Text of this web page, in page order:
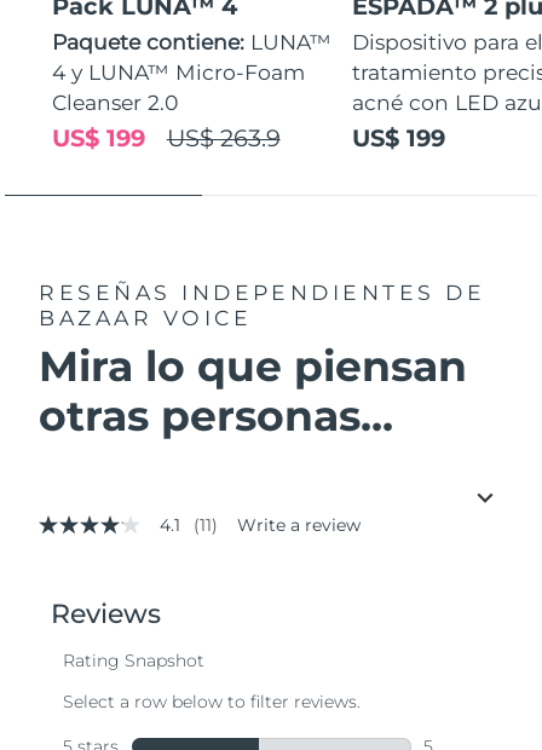
Pack LUNA™ 4
Paquete contiene: LUNA™
4 y LUNA™ Micro-Foam
Cleanser 2.0
US$ 263.9
US$ 199
ESPADA™ 2
Dispositivo para
tratamiento
acné con LED
US$ 199
RESEÑAS INDEPENDIENTES
DE
BAZAAR VOICE
Mira lo que piensan
otras personas...
4.1
stars,
average
value.
4.1 (11) Write a review